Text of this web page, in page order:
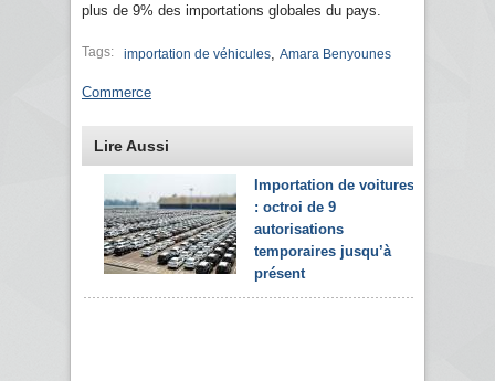
plus de 9% des importations globales du pays.
Tags: importation de véhicules Amara Benyounes
Commerce
Lire Aussi
Importation de voitures
: octroi de 9
autorisations
temporaires jusqu’à
présent